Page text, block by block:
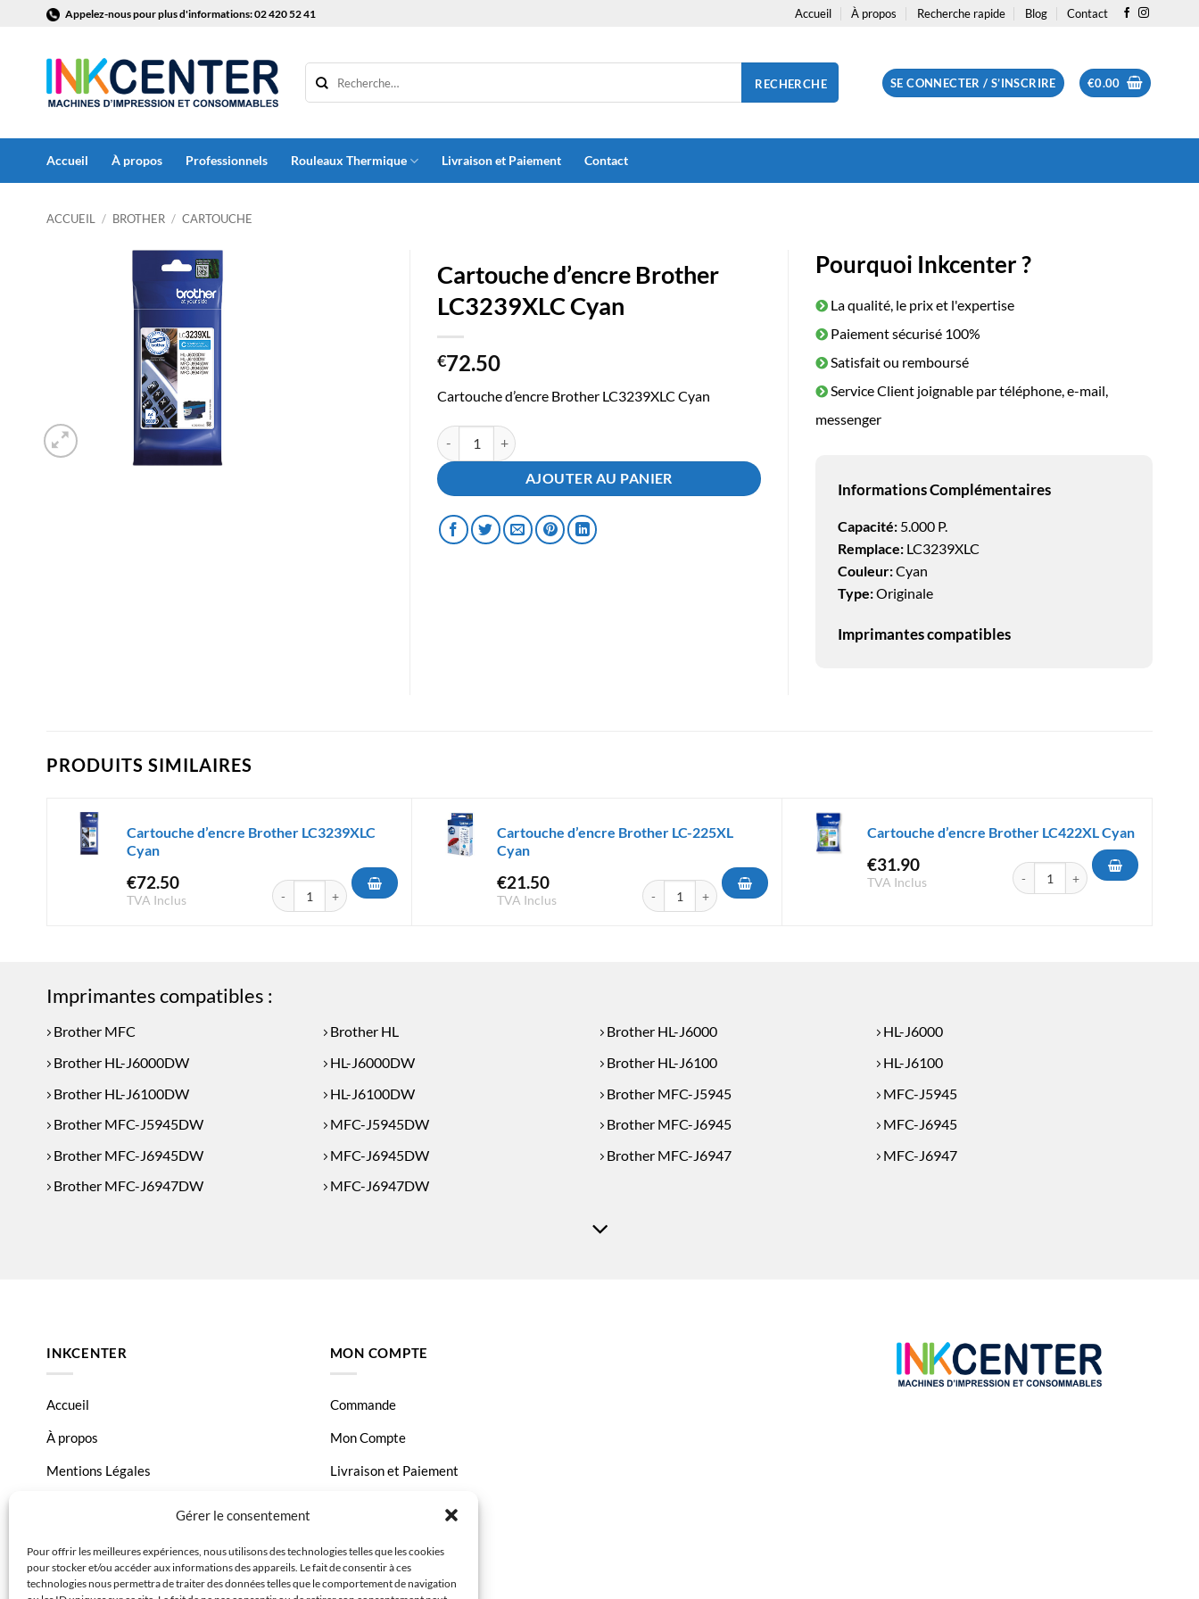
Gérer le consentement
Pour offrir les meilleures expériences, nous utilisons des technologies telles que les cookies
pour stocker et/ou accéder aux informations des appareils. Le fait de consentir à ces
technologies nous permettra de traiter des données telles que le comportement de navigation
contenu
Appelez-nous pour plus d'informations: 02 420 52 41 Accueil À propos Recherche rapide Blog Contact
RECHERCHE SE CONNECTER / S’INSCRIRE €0.00
Accueil À propos Professionnels Rouleaux Thermique Livraison et Paiement Contact
ACCUEIL / BROTHER / CARTOUCHE
Cartouche d’encre Brother
LC3239XLC Cyan
€72.50
Cartouche d’encre Brother LC3239XLC Cyan
quantité de Cartouche d'encre Brother LC3239XLC Cyan
AJOUTER AU PANIER
Pourquoi Inkcenter ?
La qualité, le prix et l'expertise
Paiement sécurisé 100%
Satisfait ou remboursé
Service Client joignable par téléphone, e-mail,
messenger
Informations Complémentaires
Capacité:5.000 P.
Remplace: LC3239XLC
Couleur:Cyan
Type:Originale
Imprimantes compatibles
PRODUITS SIMILAIRES
Cartouche d’encre Brother LC3239XLC
Cyan
€72.50
TVA Inclus
quantité de Cartouche d'encre Brother LC3239XLC Cyan
Cartouche d’encre Brother LC-225XL
Cyan
€21.50
TVA Inclus
quantité de Cartouche d'encre Brother LC-225XL Cyan
Cartouche d’encre Brother LC422XL Cyan
€31.90
TVA Inclus
quantité de Cartouche d'encre
Imprimantes compatibles :
Brother MFC Brother HL Brother HL-J6000
HL-J6000
Brother HL-J6000DW
HL-J6000DW Brother HL-J6100
HL-J6100
Brother HL-J6100DW
HL-J6100DW Brother MFC-J5945
MFC-J5945
Brother MFC-J5945DW
MFC-J5945DW Brother MFC-J6945
MFC-J6945
Brother MFC-J6945DW
MFC-J6945DW Brother MFC-J6947
MFC-J6947
Brother MFC-J6947DW
MFC-J6947DW
INKCENTER
Accueil
À propos
Mentions Légales
Politique de confidentialité
MON COMPTE
Commande
Mon Compte
Livraison et Paiement